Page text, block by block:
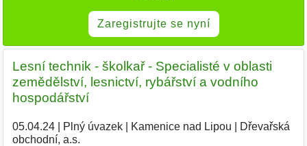
Zaregistrujte se nyní
Lesní technik - školkař - Specialisté v oblasti
zemědělství, lesnictví, rybářství a vodního
hospodářství
05.04.24| Plný úvazek| Kamenice nad Lipou
Dřevařská
obchodní, a.s.